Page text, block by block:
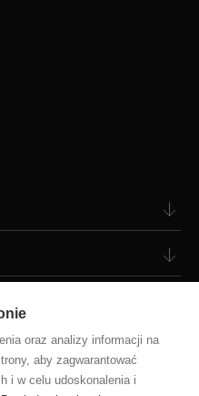
oraz analizy informacji na
aby zagwarantować
i w celu udoskonalenia i